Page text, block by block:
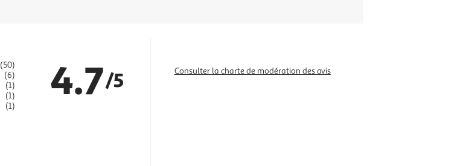
(50)
(6)
(1)
(1)
(1)
4.7/5 Consulter la charte de modération des avis